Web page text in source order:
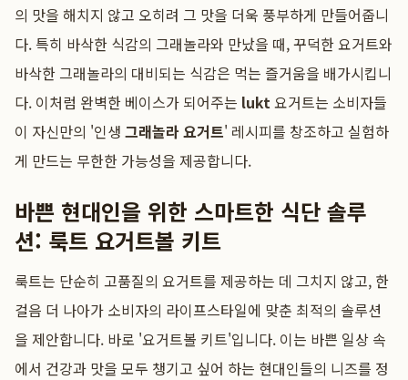
의 맛을 해치지 않고 오히려 그 맛을 더욱 풍부하게 만들어줍니
다. 특히 바삭한 식감의 그래놀라와 만났을 때, 꾸덕한 요거트와
바삭한 그래놀라의 대비되는 식감은 먹는 즐거움을 배가시킵니
다. 이처럼 완벽한 베이스가 되어주는 lukt요거트는 소비자들
이 자신만의 '인생 그래놀라 요거트' 레시피를 창조하고 실험하
게 만드는 무한한 가능성을 제공합니다.
바쁜 현대인을 위한 스마트한 식단 솔루
션: 룩트 요거트볼 키트
룩트는 단순히 고품질의 요거트를 제공하는 데 그치지 않고, 한
걸음 더 나아가 소비자의 라이프스타일에 맞춘 최적의 솔루션
을 제안합니다. 바로 '요거트볼 키트'입니다. 이는 바쁜 일상 속
에서 건강과 맛을 모두 챙기고 싶어 하는 현대인들의 니즈를 정